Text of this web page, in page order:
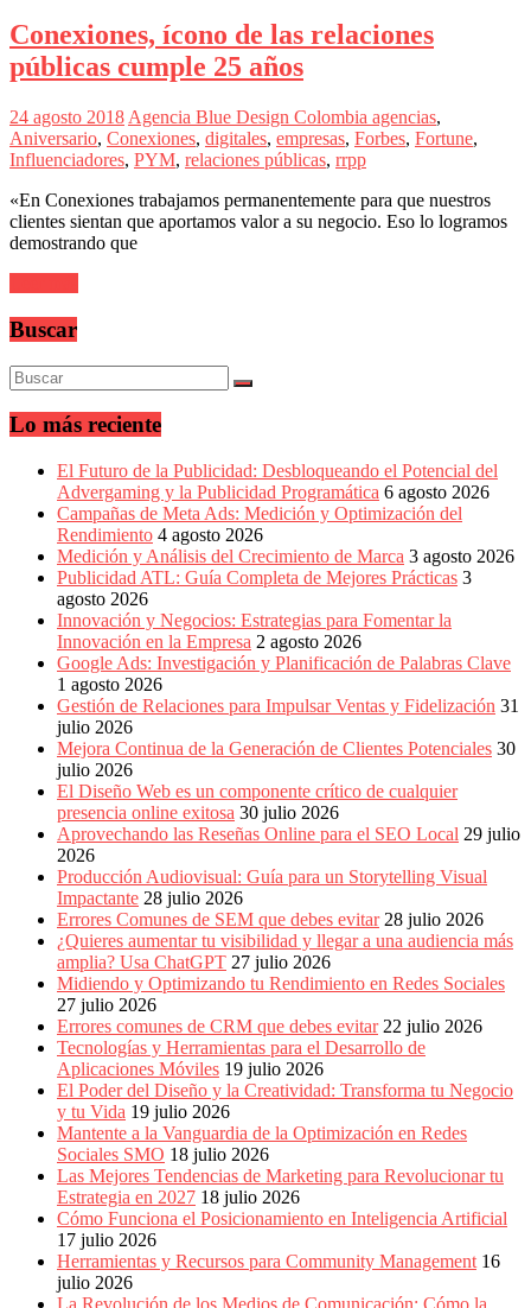
Mercadeo
y
Medios
la
Agencia
Blue
Colombia
y
sus
en
Latina
Una
mirada
estratégica
y
versátil
Marketing
LATAM
Bitácora
Mercadeo
Interactivo,
Medios,
Publicidad,
Marketing,
Campañas
Publicitarias,
Agencias,
Empresas,
Negocios,
Tendencias,
Trendings,
Dinero,
Economía,
Diseño
Móviles,
Estrategias
Digitales,
Estrategias
Publicitarias,
Alianzas,
Clientes,
Innovación,
Tecnología,
Noticias,
Artículos,
Gente,
Contenidos
Calidad,
Conexiones, ícono de las relaciones
públicas cumple 25 años
24 agosto 2018 Agencia Blue Design Colombia agencias,
Aniversario, Conexiones, digitales, empresas, Forbes, Fortune,
Influenciadores, PYM, relaciones públicas, rrpp
«En Conexiones trabajamos permanentemente para que nuestros
clientes sientan que aportamos valor a su negocio. Eso lo logramos
demostrando que
Buscar
Lo más reciente
El Futuro de la Publicidad: Desbloqueando el Potencial del
Advergaming y la Publicidad Programática 6 agosto 2026
Campañas de Meta Ads: Medición y Optimización del
Rendimiento 4 agosto 2026
Medición y Análisis del Crecimiento de Marca 3 agosto 2026
Publicidad ATL: Guía Completa de Mejores Prácticas 3
agosto 2026
Innovación y Negocios: Estrategias para Fomentar la
Innovación en la Empresa 2 agosto 2026
Google Ads: Investigación y Planificación de Palabras Clave
1 agosto 2026
Gestión de Relaciones para Impulsar Ventas y Fidelización 31
julio 2026
Mejora Continua de la Generación de Clientes Potenciales 30
julio 2026
El Diseño Web es un componente crítico de cualquier
presencia online exitosa 30 julio 2026
Aprovechando las Reseñas Online para el SEO Local 29 julio
2026
Producción Audiovisual: Guía para un Storytelling Visual
Impactante 28 julio 2026
Errores Comunes de SEM que debes evitar 28 julio 2026
¿Quieres aumentar tu visibilidad y llegar a una audiencia más
amplia? Usa ChatGPT 27 julio 2026
Midiendo y Optimizando tu Rendimiento en Redes Sociales
27 julio 2026
Errores comunes de CRM que debes evitar 22 julio 2026
Tecnologías y Herramientas para el Desarrollo de
Aplicaciones Móviles 19 julio 2026
El Poder del Diseño y la Creatividad: Transforma tu Negocio
y tu Vida 19 julio 2026
Mantente a la Vanguardia de la Optimización en Redes
Sociales SMO 18 julio 2026
Las Mejores Tendencias de Marketing para Revolucionar tu
Estrategia en 2027 18 julio 2026
Cómo Funciona el Posicionamiento en Inteligencia Artificial
17 julio 2026
Herramientas y Recursos para Community Management 16
julio 2026
La Revolución de los Medios de Comunicación: Cómo la